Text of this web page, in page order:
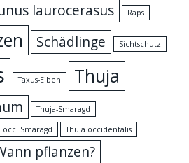
laurocerasus Raps
Schädlinge Sichtschutz
Taxus-Eiben Thuja
Thuja-Smaragd
occ. Smaragd Thuja occidentalis
pflanzen?